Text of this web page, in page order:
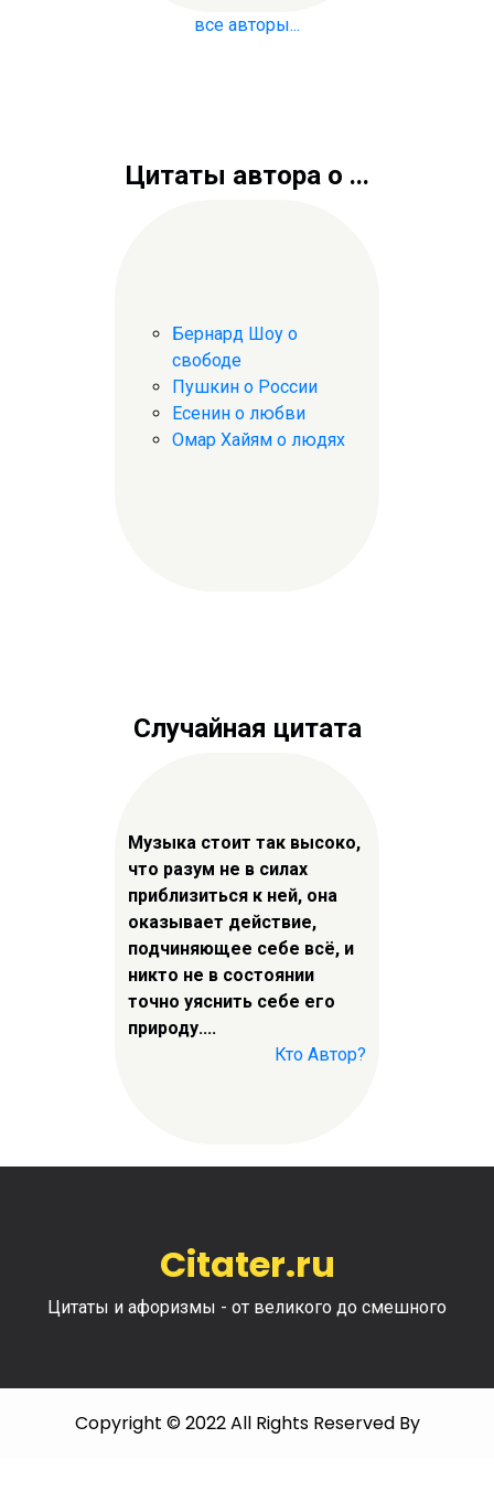
все авторы...
Цитаты автора о ...
Бернард Шоу о
свободе
Пушкин о России
Есенин о любви
Омар Хайям о людях
Случайная цитата
Музыка стоит так высоко,
что разум не в силах
приблизиться к ней, она
оказывает действие,
подчиняющее себе всё, и
никто не в состоянии
точно уяснить себе его
природу....
Кто Автор?
Citater.ru
Цитаты и афоризмы - от великого до смешного
Copyright © 2022 All Rights Reserved By